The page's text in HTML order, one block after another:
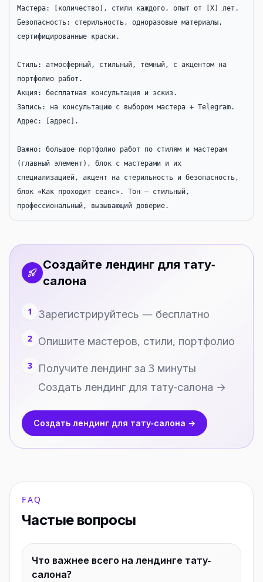
Мастера: [количество], стили каждого, опыт от [X] лет.
Безопасность: стерильность, одноразовые материалы,
сертифицированные краски.
Стиль: атмосферный, стильный, тёмный, с акцентом на
портфолио работ.
Акция: бесплатная консультация и эскиз.
Запись: на консультацию с выбором мастера + Telegram.
Адрес: [адрес].
Важно: большое портфолио работ по стилям и мастерам
(главный элемент), блок с мастерами и их
специализацией, акцент на стерильность и безопасность,
блок «Как проходит сеанс». Тон — стильный,
профессиональный, вызывающий доверие.
Создайте лендинг для тату-
салона
1 Зарегистрируйтесь — бесплатно
2 Опишите мастеров, стили, портфолио
3
Получите лендинг за 3 минуты
Создать лендинг для тату-салона →
Создать лендинг для тату-салона →
FAQ
Частые вопросы
Что важнее всего на лендинге тату-
салона?